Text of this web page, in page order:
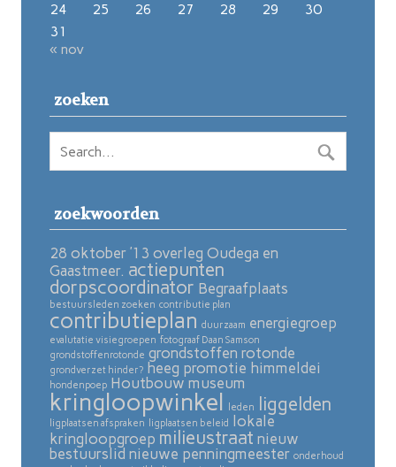
24
25 26 27 28 29
30
31
« nov
zoeken
zoekwoorden
28 oktober ’13 overleg Oudega en
Gaastmeer. actiepunten
dorpscoordinator Begraafplaats
bestuursleden zoeken contributie plan
contributieplan duurzaam energiegroep
evalutatie visiegroepen fotograaf Daan Samson
grondstoffenrotonde grondstoffen rotonde
grondverzet hinder? heeg promotie himmeldei
hondenpoep Houtbouw museum
kringloopwinkel leden liggelden
ligplaatsen afspraken ligplaatsen beleid lokale
kringloopgroep milieustraat nieuw
bestuurslid nieuwe penningmeester onderhoud